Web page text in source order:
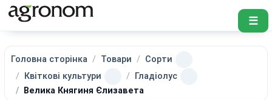
☰
Головна сторінка Товари
Сорти
Квіткові культури
Гладіолус
Велика Княгиня Єлизавета